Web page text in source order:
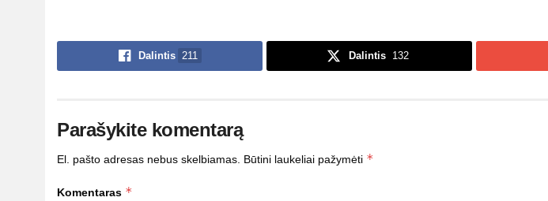
Dalintis 211 Dalintis 132
Parašykite komentarą
El. pašto adresas nebus skelbiamas. Būtini laukeliai pažymėti *
Komentaras *